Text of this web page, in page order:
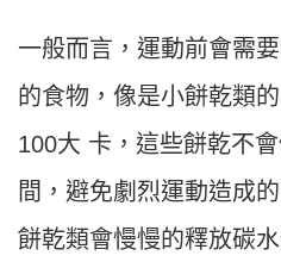
一般而言，運動前會需
的食物，像是小餅乾類
100大 卡，這些餅乾不
間，避免劇烈運動造成
餅乾類會慢慢的釋放碳